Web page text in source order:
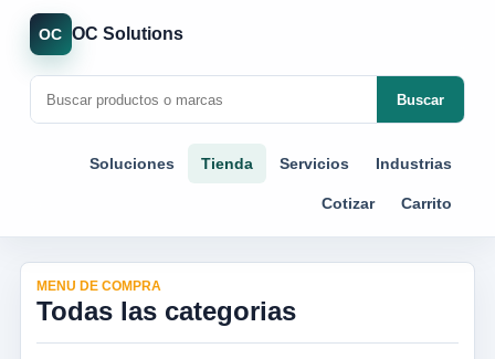
OC OC Solutions
Buscar
Soluciones Tienda Servicios Industrias
Cotizar Carrito
MENU DE COMPRA
Todas las categorias